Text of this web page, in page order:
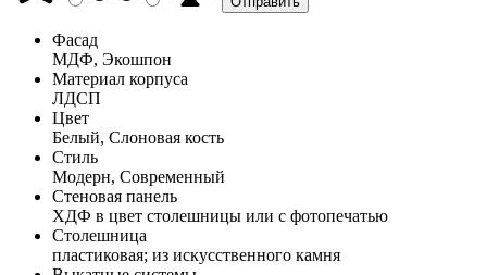
Фасад
МДФ, Экошпон
Материал корпуса
ЛДСП
Цвет
Белый, Слоновая кость
Стиль
Модерн, Современный
Стеновая панель
ХДФ в цвет столешницы или с фотопечатью
Столешница
пластиковая; из искусственного камня